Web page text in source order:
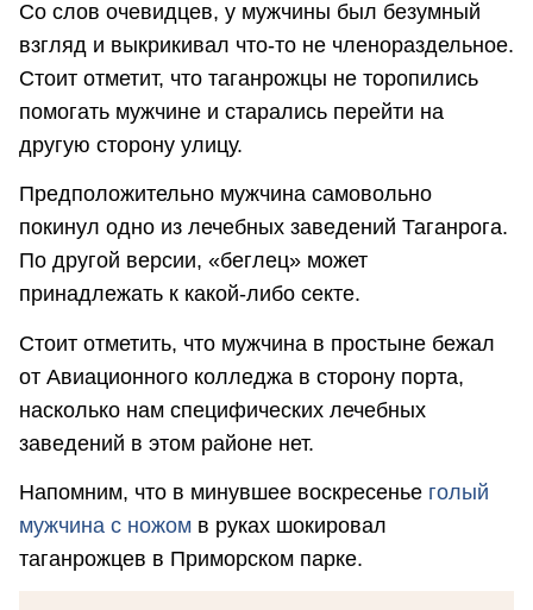
Со слов очевидцев, у мужчины был безумный
взгляд и выкрикивал что-то не членораздельное.
Стоит отметит, что таганрожцы не торопились
помогать мужчине и старались перейти на
другую сторону улицу.
Предположительно мужчина самовольно
покинул одно из лечебных заведений Таганрога.
По другой версии, «беглец» может
принадлежать к какой-либо секте.
Стоит отметить, что мужчина в простыне бежал
от Авиационного колледжа в сторону порта,
насколько нам специфических лечебных
заведений в этом районе нет.
Напомним, что в минувшее воскресенье голый
мужчина с ножом в руках шокировал
таганрожцев в Приморском парке.